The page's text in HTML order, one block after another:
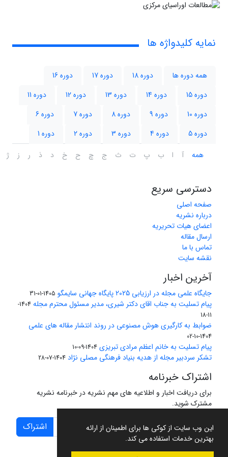
این وب سایت از کوکی ها برای اطمینان از ارائه
بهترین خدمات استفاده می کند.
نمایه کلیدواژه ها
همه دوره ها دوره 18 دوره 17
دوره 16
دوره 15
دوره 14 دوره 13 دوره 12
دوره 11
دوره 10
دوره 9 دوره 8 دوره 7
دوره 6
دوره 5
دوره 4 دوره 3 دوره 2
دوره 1
همه
آ ا ب پ ت ث ج چ ح خ د ذ ر ز ژ
دسترسی سریع
صفحه اصلی
درباره نشریه
اعضای هیات تحریریه
ارسال مقاله
تماس با ما
نقشه سایت
آخرین اخبار
جایگاه علمی مجله در ارزیابی 2025 پایگاه جهانی سایمگو 1405-01-31
پیام تسلیت به جناب اقای دکتر شیری، مدیر مسئول محترم مجله
1404-
11-18
ضوابط به کارگیری هوش مصنوعی در روند انتشار مقاله های علمی
1404-10-02
پیام تسلیت به خانم اعظم مرادی تبریزی 1404-09-10
تشکر سردبیر مجله از هدیه بنیاد فرهنگی مصلی نژاد 1404-07-28
اشتراک خبرنامه
برای دریافت اخبار و اطلاعیه های مهم نشریه در خبرنامه نشریه
مشترک شوید.
اشتراک